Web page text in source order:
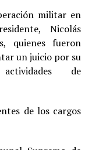
militar en
Nicolás
quienes fueron
un juicio por su
de
de los cargos